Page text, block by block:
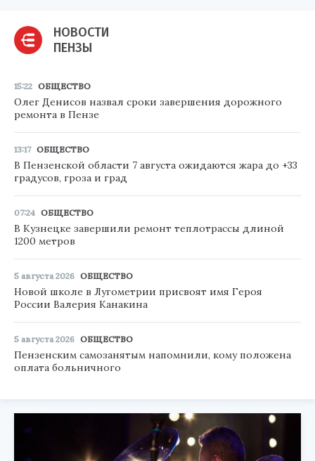
НОВОСТИ
ПЕНЗЫ
15:22 ОБЩЕСТВО
Олег Денисов назвал сроки завершения дорожного
ремонта в Пензе
13:17 ОБЩЕСТВО
В Пензенской области 7 августа ожидаются жара до +33
градусов, гроза и град
07:24 ОБЩЕСТВО
В Кузнецке завершили ремонт теплотрассы длиной
1200 метров
5 августа 2026 ОБЩЕСТВО
Новой школе в Лугометрии присвоят имя Героя
России Валерия Канакина
5 августа 2026 ОБЩЕСТВО
Пензенским самозанятым напомнили, кому положена
оплата больничного